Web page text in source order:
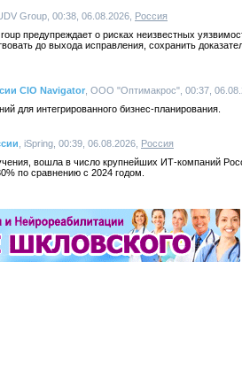
UDV Group, 00:38, 06.08.2026, Россия
предупреждает о рисках неизвестных
до выхода исправления, сохранить
CIO Navigator , ООО "Оптимакрос", 00:37,
для интегрированного бизнес-планирования.
, iSpring, 00:39, 06.08.2026, Россия
вошла в число крупнейших ИТ-компаний
по сравнению с 2024 годом.